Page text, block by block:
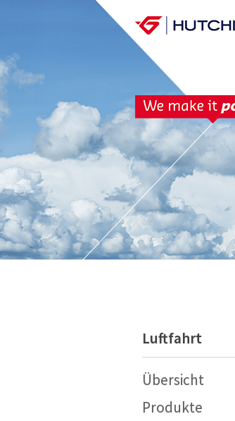
Luftfahrt
Übersicht
Produkte